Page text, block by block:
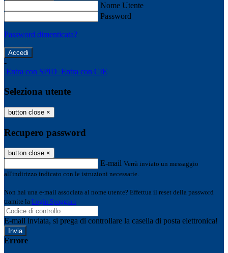
Nome Utente
Password
Password dimenticata?
-
Entra con SPID Entra con CIE
Seleziona utente
button close ×
Recupero password
button close ×
E-mail Verrà inviato un messaggio
all'indirizzo indicato con le istruzioni necessarie.
Non hai una e-mail associata al nome utente? Effettua il reset della password
tramite la Login Spaggiari
E-mail inviata, si prega di controllare la casella di posta elettronica!
Errore